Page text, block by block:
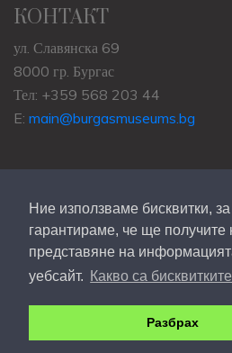
Ние използваме бисквитки,
гарантираме, че ще получите
представяне на
уебсайт.
Какво са
Разбрах
КОНТАКТ
ул. Славянска 69
8000 гр. Бургас
Тел: +359 568 203 44
E: main@burgasmuseums.bg
Copyrights © 2009-2021
Web Development @Colin J.D.